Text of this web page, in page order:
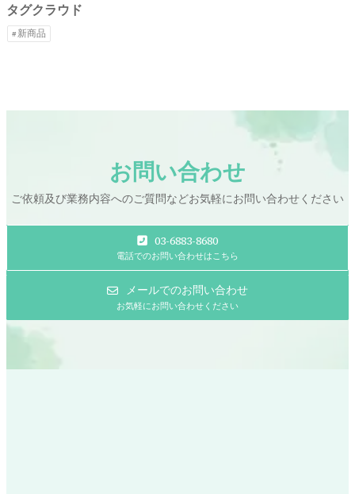
タグクラウド
新商品
お問い合わせ
ご依頼及び業務内容へのご質問などお気軽にお問い合わせください
03-6883-8680
電話でのお問い合わせはこちら
メールでのお問い合わせ
お気軽にお問い合わせください